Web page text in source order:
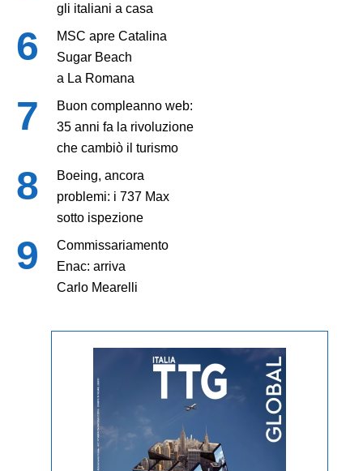
gli italiani a casa
MSC apre Catalina
Sugar Beach
a La Romana
Buon compleanno web:
35 anni fa la rivoluzione
che cambiò il turismo
Boeing, ancora
problemi: i 737 Max
sotto ispezione
Commissariamento
Enac: arriva
Carlo Mearelli